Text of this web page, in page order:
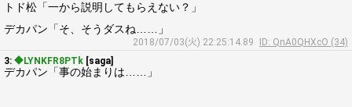
トド松「一から説明してもらえない？」
デカパン「そ、そうダスね……」
2018/07/03(火) 22:25:14.89
ID: QnA0QHXcO (34)
3: ◆LYNKFR8PTk [saga]
デカパン「事の始まりは……」